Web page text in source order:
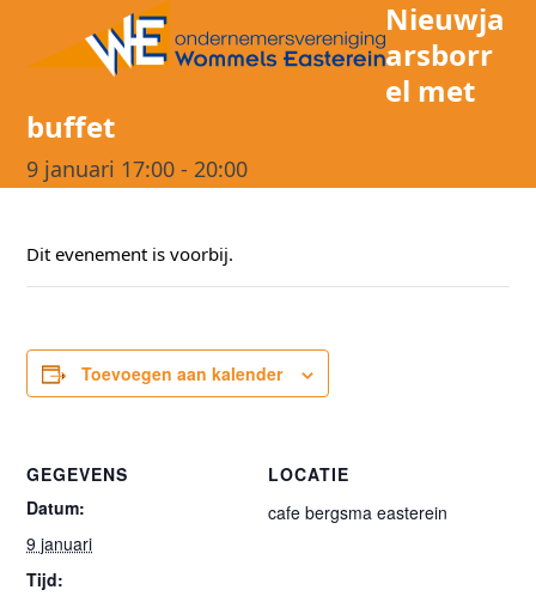
mobile
mobile
Nieuwja
arsborr
el met
buffet
9 januari 17:00 -20:00
Dit evenement is voorbij.
Toevoegen aan kalender
GEGEVENS
Datum:
9 januari
Tijd:
LOCATIE
cafe bergsma easterein